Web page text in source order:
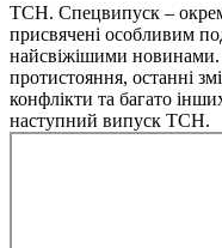
ТСН. Спецвипуск –
присвячені особливим
найсвіжішими новинами.
протистояння, останні
конфлікти та багато
наступний випуск ТСН.